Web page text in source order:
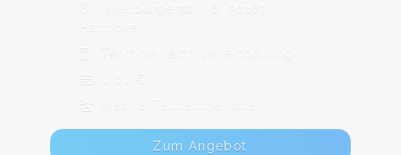
Nienburgerstr., 6, 30167
Hannover
Termine nach Vereinbarung
0,01 €
Max. 8 TeilnehmerInnen
Zum Angebot